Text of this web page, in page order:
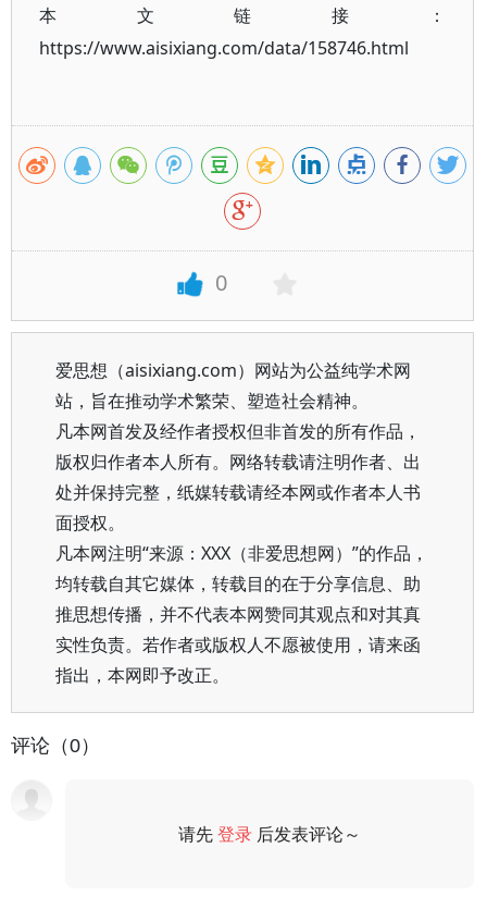
本文链接：
https://www.aisixiang.com/data/158746.html
0
爱思想（aisixiang.com）网站为公益纯学术网
站，旨在推动学术繁荣、塑造社会精神。
凡本网首发及经作者授权但非首发的所有作品，
版权归作者本人所有。网络转载请注明作者、出
处并保持完整，纸媒转载请经本网或作者本人书
面授权。
凡本网注明“来源：XXX（非爱思想网）”的作品，
均转载自其它媒体，转载目的在于分享信息、助
推思想传播，并不代表本网赞同其观点和对其真
实性负责。若作者或版权人不愿被使用，请来函
指出，本网即予改正。
评论（0）
请先登录 后发表评论～